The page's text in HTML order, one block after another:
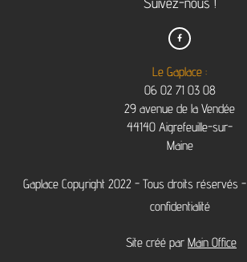

Le Gaplace :
06 02 71 03 08
29 avenue de la Vendée
44140 Aigrefeuille-sur-
Maine
Gaplace Copyright 2022 - Tous droits réservés -
confidentialité
Site créé par Main Office